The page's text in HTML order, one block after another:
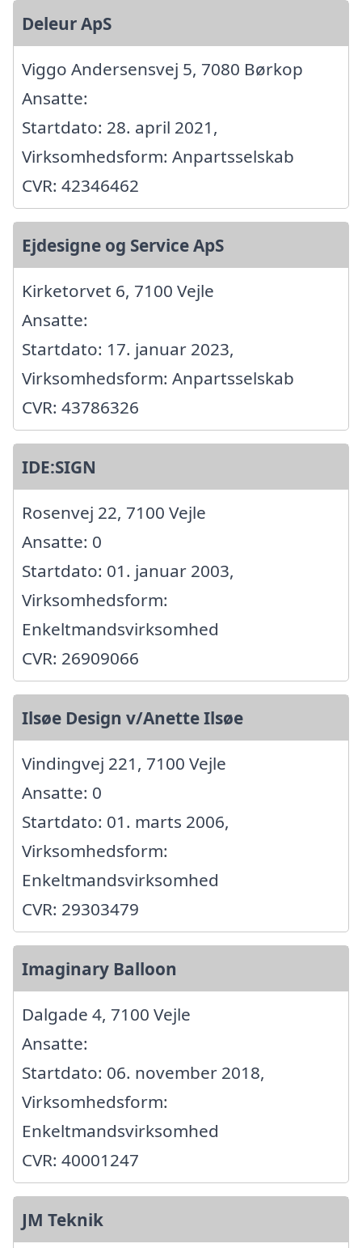
Deleur ApS
Viggo Andersensvej 5, 7080 Børkop
Ansatte:
Startdato: 28. april 2021,
Virksomhedsform: Anpartsselskab
CVR: 42346462
Ejdesigne og Service ApS
Kirketorvet 6, 7100 Vejle
Ansatte:
Startdato: 17. januar 2023,
Virksomhedsform: Anpartsselskab
CVR: 43786326
IDE:SIGN
Rosenvej 22, 7100 Vejle
Ansatte: 0
Startdato: 01. januar 2003,
Virksomhedsform:
Enkeltmandsvirksomhed
CVR: 26909066
Ilsøe Design v/Anette Ilsøe
Vindingvej 221, 7100 Vejle
Ansatte: 0
Startdato: 01. marts 2006,
Virksomhedsform:
Enkeltmandsvirksomhed
CVR: 29303479
Imaginary Balloon
Dalgade 4, 7100 Vejle
Ansatte:
Startdato: 06. november 2018,
Virksomhedsform:
Enkeltmandsvirksomhed
CVR: 40001247
JM Teknik